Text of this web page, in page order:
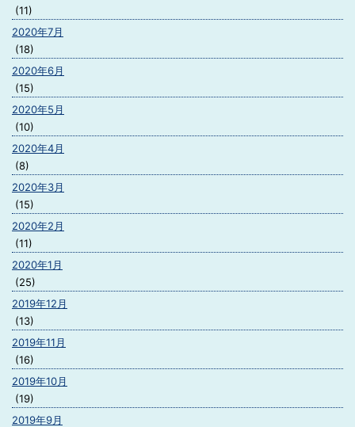
(11)
2020年7月
(18)
2020年6月
(15)
2020年5月
(10)
2020年4月
(8)
2020年3月
(15)
2020年2月
(11)
2020年1月
(25)
2019年12月
(13)
2019年11月
(16)
2019年10月
(19)
2019年9月